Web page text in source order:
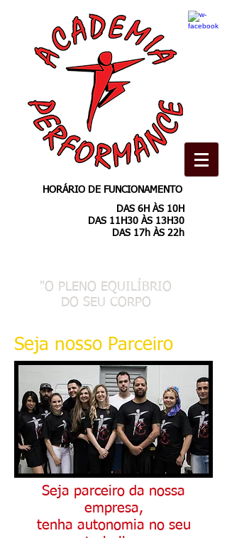
HORÁRIO DE FUNCIONAMENTO
DAS 6H ÀS 10H
DAS 11H30 ÀS 13H30
DAS 17h ÀS 22h
"O PLENO EQUILÍBRIO
DO SEU CORPO
Seja nosso Parceiro
Seja parceiro da nossa
empresa,
tenha autonomia no seu